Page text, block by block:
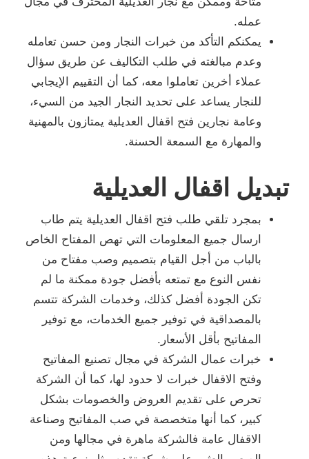
عمله.
يمكنكم التأكد من خبرات النجار ومن حسن تعامله
وعدم مبالغته في طلب التكاليف عن طريق سؤال
عملاء أخرين تعاملوا معه، كما أن التقييم الإيجابي
للنجار يساعد على تحديد النجار الجيد من السيء،
وعامة نجارين فتح اقفال العديلية يمتازون بالمهنية
والمهارة مع السمعة الحسنة.
تبديل اقفال العديلية
بمجرد تلقي طلب فتح اقفال العديلية يتم طاب
ارسال جميع المعلومات التي تهص المفتاح الخاص
بالباب من أجل القيام بتصميم وصب مفتاح من
نفس النوع مع تمتعه بأفضل جودة ممكنة ما لم
تكن الجودة أفضل كذلك، وخدمات الشركة تتسم
بالمصداقية في توفير جميع الخدمات، مع توفير
المفاتيح بأقل الأسعار.
خبرات عمال الشركة في مجال تصنيع المفاتيح
وفتح الاقفال خبرات لا حدود لها، كما أن الشركة
تحرص على تقديم العروض والخصومات بشكل
كبير، كما أنها متخصصة في صب المفاتيح وصناعة
الاقفال عامة فالشركة ماهرة في مجالها ومن